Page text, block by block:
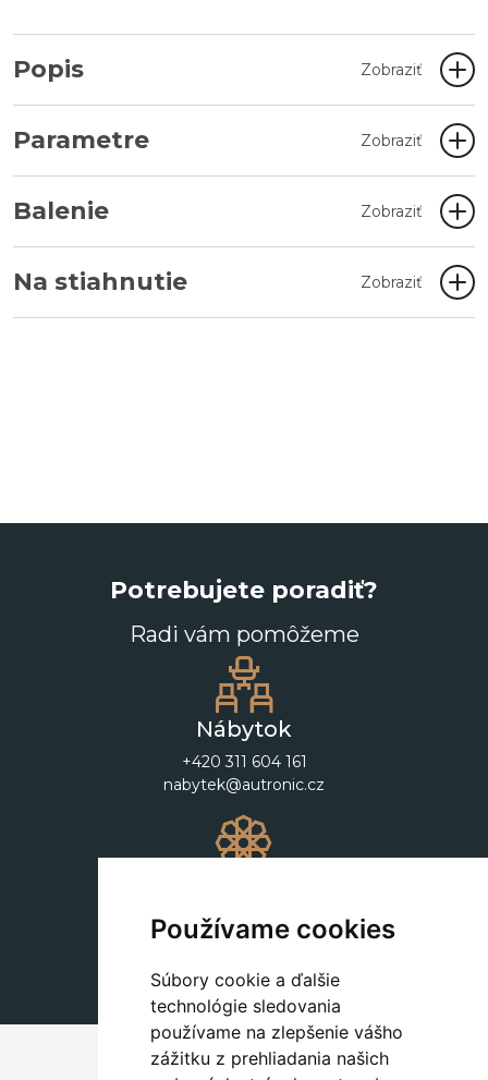
Používame cookies
Súbory cookie a ďalšie
technológie sledovania
používame na zlepšenie vášho
zážitku z prehliadania našich
Popis Zobraziť
Parametre Zobraziť
Balenie Zobraziť
Na stiahnutie Zobraziť
Potrebujete poradiť?
Radi vám pomôžeme
Nábytok
+420 311 604 161
nabytek@autronic.cz
+420 311 604 182
dekorace@autronic.cz